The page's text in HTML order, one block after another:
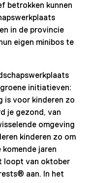
betrokken kunnen
in de provincie
eigen minibos te
initiatieven:
is voor kinderen zo
je gezond, van
omgeving
kinderen zo om
jaren
loopt van oktober
aan. In het